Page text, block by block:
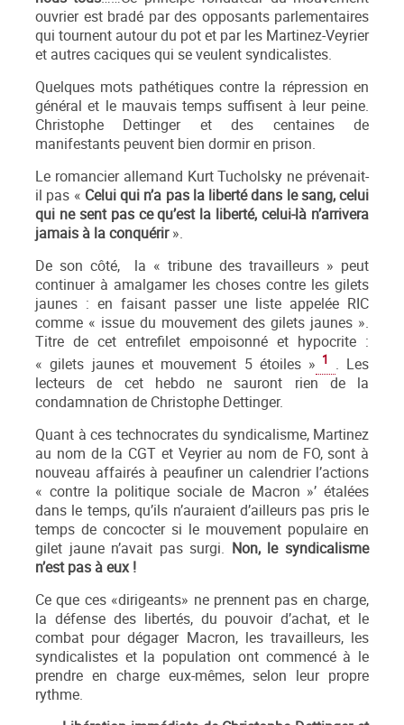
ouvrier est bradé par des opposants parlementaires
qui tournent autour du pot et par les Martinez-Veyrier
et autres caciques qui se veulent syndicalistes.
Quelques mots pathétiques contre la répression en
général et le mauvais temps suffisent à leur peine.
Christophe Dettinger et des centaines de
manifestants peuvent bien dormir en prison.
Le romancier allemand Kurt Tucholsky ne prévenait-
il pas « Celui qui n’a pas la liberté dans le sang, celui
qui ne sent pas ce qu’est la liberté, celui-là n’arrivera
jamais à la conquérir».
De son côté, la « tribune des travailleurs » peut
continuer à amalgamer les choses contre les gilets
jaunes : en faisant passer une liste appelée RIC
comme « issue du mouvement des gilets jaunes ».
Titre de cet entrefilet empoisonné et hypocrite :
« gilets jaunes et mouvement 5 étoiles » 1 . Les
lecteurs de cet hebdo ne sauront rien de la
condamnation de Christophe Dettinger.
Quant à ces technocrates du syndicalisme, Martinez
au nom de la CGT et Veyrier au nom de FO, sont à
nouveau affairés à peaufiner un calendrier l’actions
« contre la politique sociale de Macron »’ étalées
dans le temps, qu’ils n’auraient d’ailleurs pas pris le
temps de concocter si le mouvement populaire en
gilet jaune n’avait pas surgi. Non, le syndicalisme
n’est pas à eux !
Ce que ces «dirigeants» ne prennent pas en charge,
la défense des libertés, du pouvoir d’achat, et le
combat pour dégager Macron, les travailleurs, les
syndicalistes et la population ont commencé à le
prendre en charge eux-mêmes, selon leur propre
rythme.